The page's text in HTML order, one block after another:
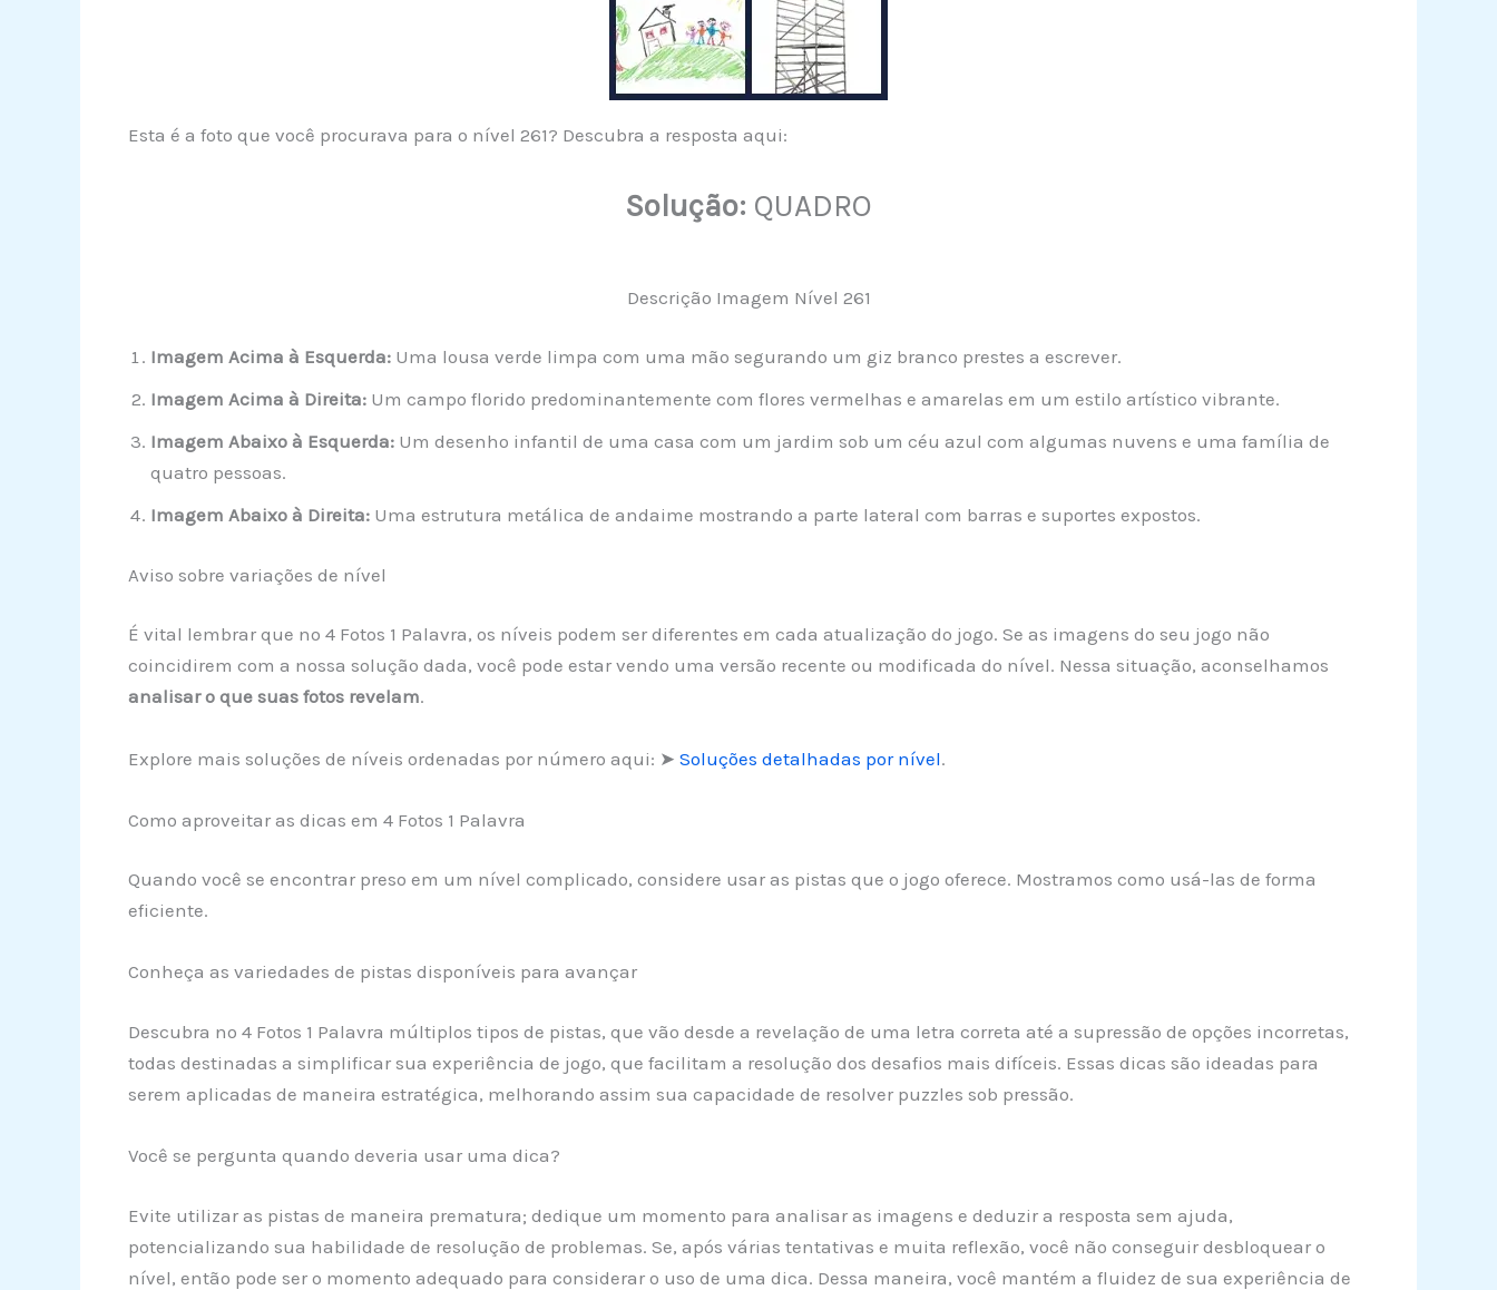
Esta é a foto que você procurava para o nível 261? Descubra a resposta aqui:
Solução: QUADRO
Descrição Imagem Nível 261
Imagem Acima à Esquerda:Uma lousa verde limpa com uma mão segurando um giz branco prestes a escrever.
Imagem Acima à Direita:Um campo florido predominantemente com flores vermelhas e amarelas em um estilo artístico vibrante.
Imagem Abaixo à Esquerda:Um desenho infantil de uma casa com um jardim sob um céu azul com algumas nuvens e uma família de
quatro pessoas.
Imagem Abaixo à Direita:Uma estrutura metálica de andaime mostrando a parte lateral com barras e suportes expostos.
Aviso sobre variações de nível
É vital lembrar que no 4 Fotos 1 Palavra, os níveis podem ser diferentes em cada atualização do jogo. Se as imagens do seu jogo não
coincidirem com a nossa solução dada, você pode estar vendo uma versão recente ou modificada do nível. Nessa situação, aconselhamos
analisar o que suas fotos revelam.
Explore mais soluções de níveis ordenadas por número aqui: ➤ Soluções detalhadas por nível.
Como aproveitar as dicas em 4 Fotos 1 Palavra
Quando você se encontrar preso em um nível complicado, considere usar as pistas que o jogo oferece. Mostramos como usá-las de forma
eficiente.
Conheça as variedades de pistas disponíveis para avançar
Descubra no 4 Fotos 1 Palavra múltiplos tipos de pistas, que vão desde a revelação de uma letra correta até a supressão de opções incorretas,
todas destinadas a simplificar sua experiência de jogo, que facilitam a resolução dos desafios mais difíceis. Essas dicas são ideadas para
serem aplicadas de maneira estratégica, melhorando assim sua capacidade de resolver puzzles sob pressão.
Você se pergunta quando deveria usar uma dica?
Evite utilizar as pistas de maneira prematura; dedique um momento para analisar as imagens e deduzir a resposta sem ajuda,
potencializando sua habilidade de resolução de problemas. Se, após várias tentativas e muita reflexão, você não conseguir desbloquear o
nível, então pode ser o momento adequado para considerar o uso de uma dica. Dessa maneira, você mantém a fluidez de sua experiência de